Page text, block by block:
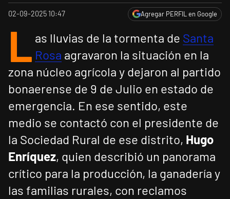
02-09-2025 10:47 Agregar PERFIL en Google
L as lluvias de la tormenta de Santa
Rosa agravaron la situación en la
zona núcleo agrícola y dejaron al partido
bonaerense de 9 de Julio en estado de
emergencia. En ese sentido, este
medio se contactó con el presidente de
la Sociedad Rural de ese distrito, Hugo
Enríquez, quien describió un panorama
crítico para la producción, la ganadería y
las familias rurales, con reclamos